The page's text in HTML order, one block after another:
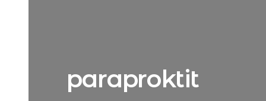
paraproktit